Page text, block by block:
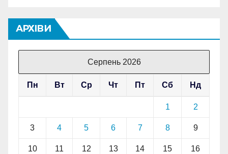
АРХІВИ
Серпень 2026
Пн Вт Ср Чт Пт Сб Нд
1 2
3 4 5 6 7 8 9
10 11 12 13 14 15 16